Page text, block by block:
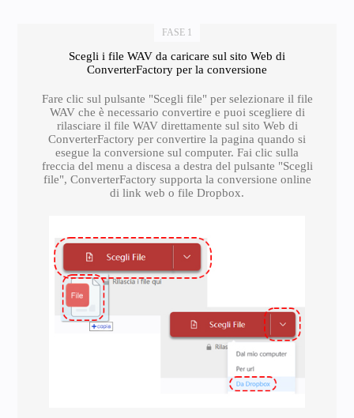
FASE 1
Scegli i file WAV da caricare sul sito Web di
ConverterFactory per la conversione
Fare clic sul pulsante "Scegli file" per selezionare il file
WAV che è necessario convertire e puoi scegliere di
rilasciare il file WAV direttamente sul sito Web di
ConverterFactory per convertire la pagina quando si
esegue la conversione sul computer. Fai clic sulla
freccia del menu a discesa a destra del pulsante "Scegli
file", ConverterFactory supporta la conversione online
di link web o file Dropbox.